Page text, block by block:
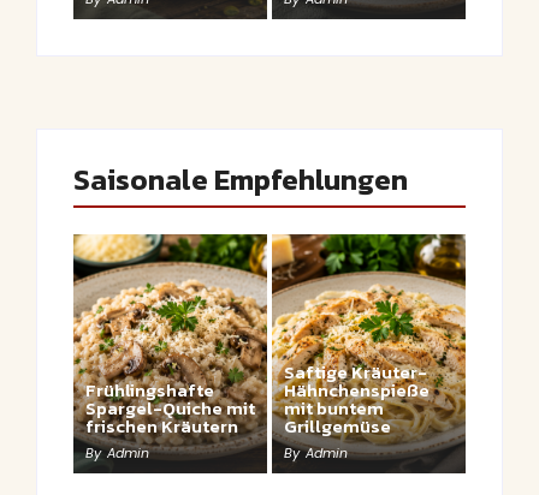
Saisonale Empfehlungen
Frühlingshafte
Spargel-Quiche mit
frischen Kräutern
By Admin
Saftige Kräuter-
Hähnchenspieße
mit buntem
Grillgemüse
By Admin